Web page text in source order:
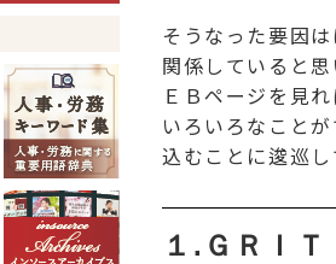
そうなった要因
関係していると
ＥＢページを見
いろいろなこと
込むことに逡巡
１.ＧＲＩ